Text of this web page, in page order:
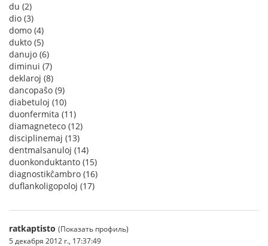
du (2)
dio (3)
domo (4)
dukto (5)
danujo (6)
diminui (7)
deklaroj (8)
dancopaŝo (9)
diabetuloj (10)
duonfermita (11)
diamagneteco (12)
disciplinemaj (13)
dentmalsanuloj (14)
duonkonduktanto (15)
diagnostikĉambro (16)
duflankoligopoloj (17)
ratkaptisto (Показать профиль)
5 декабря 2012 г., 17:37:49